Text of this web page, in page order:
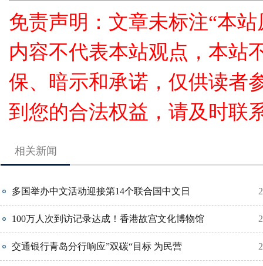
免责声明：文章未标注“本
内容不代表本站观点，本站
保、暗示和承诺，仅供读者
到您的合法权益，请及时联
相关新闻
多国举办中文活动迎接第14个联合国中文日
100万人次到访记录达成！香港故宫文化博物馆
交通银行青岛分行响应”双碳“目标 为民营